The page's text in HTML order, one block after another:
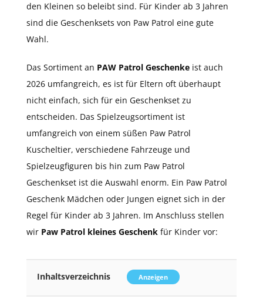
den Kleinen so beleibt sind. Für Kinder ab 3 Jahren
sind die Geschenksets von Paw Patrol eine gute
Wahl.
Das Sortiment an PAW Patrol Geschenke ist auch
2026 umfangreich, es ist für Eltern oft überhaupt
nicht einfach, sich für ein Geschenkset zu
entscheiden. Das Spielzeugsortiment ist
umfangreich von einem süßen Paw Patrol
Kuscheltier, verschiedene Fahrzeuge und
Spielzeugfiguren bis hin zum Paw Patrol
Geschenkset ist die Auswahl enorm. Ein Paw Patrol
Geschenk Mädchen oder Jungen eignet sich in der
Regel für Kinder ab 3 Jahren. Im Anschluss stellen
wir Paw Patrol kleines Geschenk für Kinder vor:
Inhaltsverzeichnis Anzeigen